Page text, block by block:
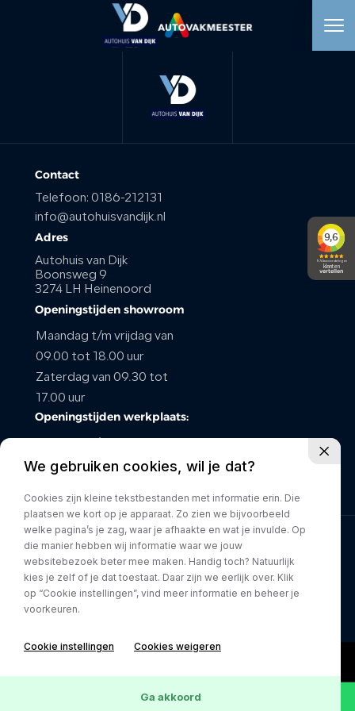
HOME
DIENSTEN
Contact
Telefoon: 0186-212131
info@autohuisvandijk.nl
Adres
Autohuis van Dijk
Boonsweg 9
3274 LH Heinenoord
Openingstijden showroom
Maandag t/m vrijdag van
09.00 tot 18.00 uur
Zaterdag van 09.30 tot
17.00 uur
Openingstijden werkplaats:
08.00 tot 17.00 uur
Privacy policy
We gebruiken cookies, wil je dat?
Cookies zijn kleine tekstbestanden met informatie erin. Die
plaatsen we kort op je apparaat. Zo zien we bijvoorbeeld
welke pagina’s je zag, waar je afhaakte en wat je invulde. Op
die manier hebben wij informatie waar we jouw
websitebezoek beter mee maken. Handig toch? Natuurlijk
kies je zelf of je dat toestaat. Daar zijn we eerlijk over. Klik
op “Cookie instellingen”, vind meer informatie en beheer je
voorkeuren.
Cookie instellingen Cookies weigeren
Ga akkoord